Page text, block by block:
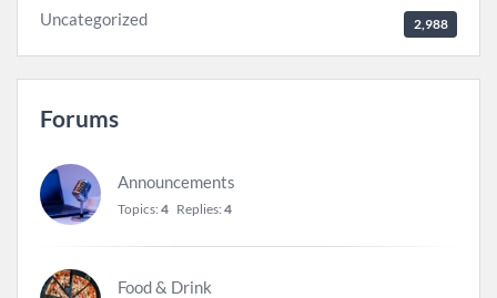
Uncategorized 2,988
Forums
Announcements
Topics: 4 Replies: 4
Food & Drink